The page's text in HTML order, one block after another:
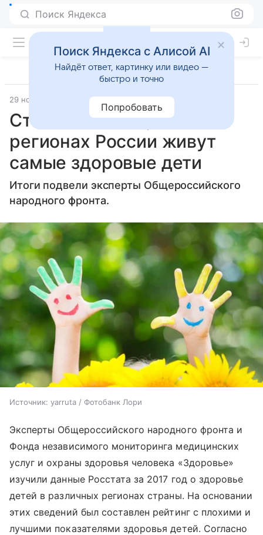
Поиск Яндекса
29 ноября 2018 Letidor.ru
Стало известно, в каких
регионах России живут
самые здоровые дети
Итоги подвели эксперты Общероссийского
народного фронта.
Источник: yarruta / Фотобанк Лори
Эксперты Общероссийского народного фронта и
Фонда независимого мониторинга медицинских
услуг и охраны здоровья человека «Здоровье»
изучили данные Росстата за 2017 год о здоровье
детей в различных регионах страны. На основании
этих сведений был составлен рейтинг с плохими и
лучшими показателями здоровья детей. Согласно
Поиск Яндекса с Алисой AI
Найдёт ответ, картинку или видео —
быстро и точно
Попробовать